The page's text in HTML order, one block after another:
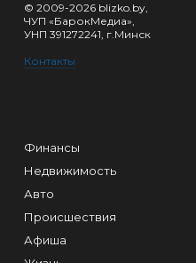
© 2009-2026 blizko.by,
ЧУП «БарокМедиа»,
УНП 391272241, г.Минск
Контакты
Финансы
Недвижимость
Авто
Происшествия
Афиша